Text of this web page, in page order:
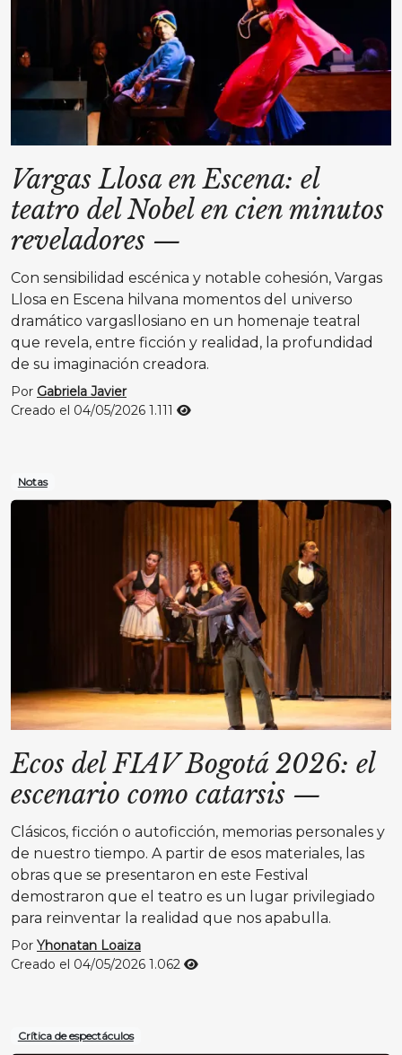
Vargas Llosa en Escena: el
teatro del Nobel en cien minutos
reveladores —
Con sensibilidad escénica y notable cohesión, Vargas
Llosa en Escena hilvana momentos del universo
dramático vargasllosiano en un homenaje teatral
que revela, entre ficción y realidad, la profundidad
de su imaginación creadora.
Por Gabriela Javier
Creado el 04/05/2026 1.111
Notas
Ecos del FIAV Bogotá 2026: el
escenario como catarsis —
Clásicos, ficción o autoficción, memorias personales y
de nuestro tiempo. A partir de esos materiales, las
obras que se presentaron en este Festival
demostraron que el teatro es un lugar privilegiado
para reinventar la realidad que nos apabulla.
Por Yhonatan Loaiza
Creado el 04/05/2026 1.062
Crítica de espectáculos